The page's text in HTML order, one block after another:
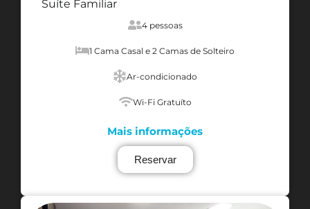
Suíte Familiar
4 pessoas
1 Cama Casal e 2 Camas de Solteiro
Ar-condicionado
Wi-Fi Gratuíto
Mais informações
Reservar